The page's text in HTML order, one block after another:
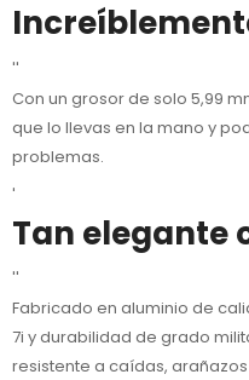
''
Con un grosor de solo 5,99
que lo llevas en la mano y
problemas.
'
Tan elegante
''
Fabricado en aluminio de
7i y durabilidad de grado
resistente a caídas,